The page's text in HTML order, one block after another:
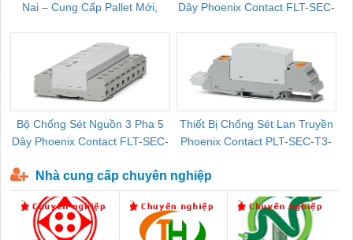
Nai – Cung Cấp Pallet Mới,
Dây Phoenix Contact FLT-SEC-
Bộ Chống Sét Nguồn 3 Pha 5
Dây Phoenix Contact FLT-SEC-
Thiết Bị Chống Sét Lan Truyền
Phoenix Contact PLT-SEC-T3-
Nhà cung cấp chuyên nghiệp